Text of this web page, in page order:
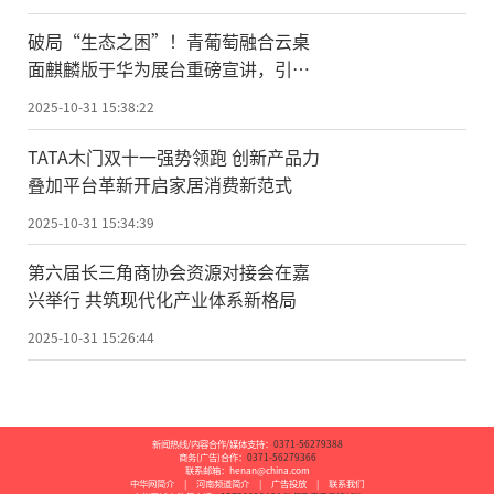
破局“生态之困”！青葡萄融合云桌
面麒麟版于华为展台重磅宣讲，引领
2025-10-31 15:38:22
TATA木门双十一强势领跑 创新产品力
叠加平台革新开启家居消费新范式
2025-10-31 15:34:39
第六届长三角商协会资源对接会在嘉
兴举行 共筑现代化产业体系新格局
2025-10-31 15:26:44
新闻热线/内容合作/媒体支持： 0371-56279388
商务(广告)合作： 0371-56279366
联系邮箱：henan@china.com
中华网简介
| 河南频道简介 | 广告投放 |
联系我们